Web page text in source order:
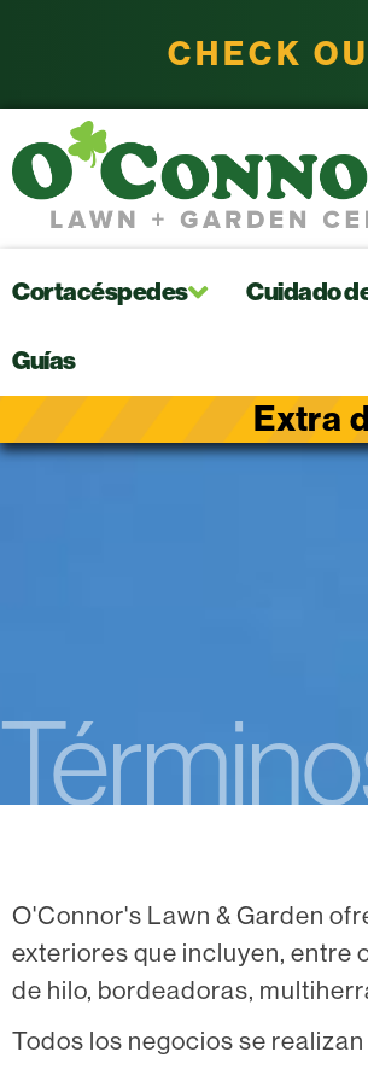
CHECK
Cortacéspedes Cuidado
Guías
Extra
O'Connor's Lawn & Garden
exteriores que incluyen, entre
de hilo, bordeadoras,
Todos los negocios se